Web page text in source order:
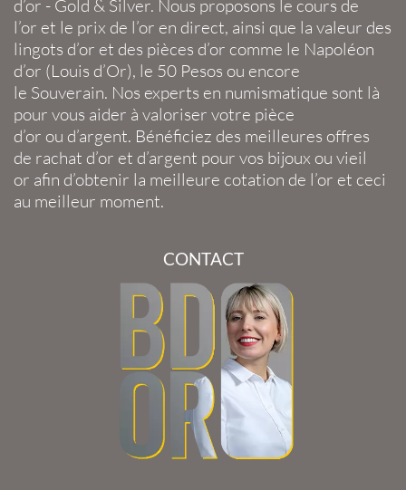
d’or - Gold & Silver. Nous proposons le cours de
l’or et le prix de l’or en direct, ainsi que la valeur des
lingots d’or et des pièces d’or comme le Napoléon
d’or (Louis d’Or), le 50 Pesos ou encore
le Souverain. Nos experts en numismatique sont là
pour vous aider à valoriser votre pièce
d’or ou d’argent. Bénéficiez des meilleures offres
de rachat d’or et d’argent pour vos bijoux ou vieil
or afin d’obtenir la meilleure cotation de l’or et ceci
au meilleur moment.
CONTACT